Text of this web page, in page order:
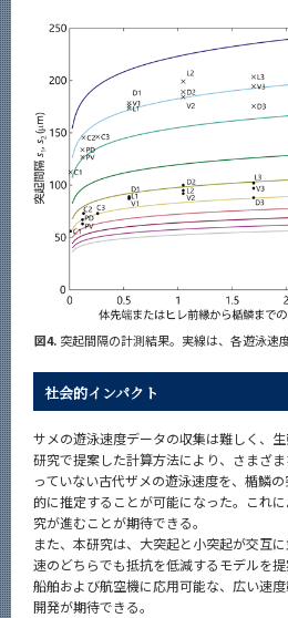
図4. 突起間隔の計測結果。実線は、各遊泳速
社会的インパクト
サメの遊泳速度データの収集は難しく、
研究で提案した計算方法により、さまざ
っていない古代ザメの遊泳速度を、楯鱗
的に推定することが可能になった。これ
究が進むことが期待できる。
また、本研究は、大突起と小突起が交互
速のどちらでも抵抗を低減するモデルを
船舶および航空機に応用可能な、広い速
開発が期待できる。